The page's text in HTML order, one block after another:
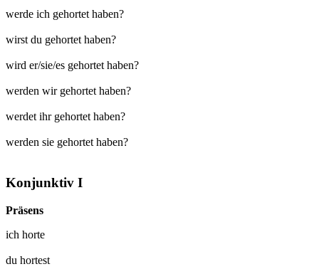
werde ich gehortet haben?
wirst du gehortet haben?
wird er/sie/es gehortet haben?
werden wir gehortet haben?
werdet ihr gehortet haben?
werden sie gehortet haben?
Konjunktiv I
Präsens
ich horte
du hortest